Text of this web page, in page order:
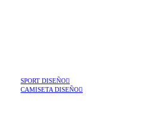
SPORT DISEÑO
CAMISETA DISEÑO